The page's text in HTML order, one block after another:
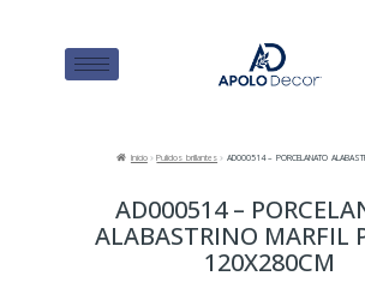
Inicio Pulidos brillantes AD000514 – PORCELANATO
AD000514 –
ALABASTRINO MARFIL
120X280CM